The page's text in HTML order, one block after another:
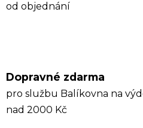
od objednání
Dopravné zdarma
pro službu Balíkovna na
nad 2000 Kč